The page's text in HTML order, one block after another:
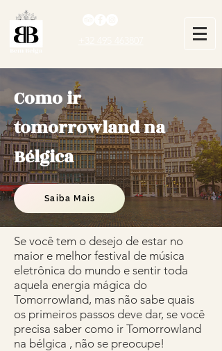
Como ir
tomorrowland na
Bélgica
Saiba Mais
Se você tem o desejo de estar no
maior e melhor festival de música
eletrônica do mundo e sentir toda
aquela energia mágica do
Tomorrowland, mas não sabe quais
os primeiros passos deve dar, se você
precisa saber como ir Tomorrowland
na bélgica , não se preocupe!